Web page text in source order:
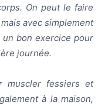
On peut le faire
avec simplement
bon exercice pour
journée.
muscler fessiers et
à la maison,